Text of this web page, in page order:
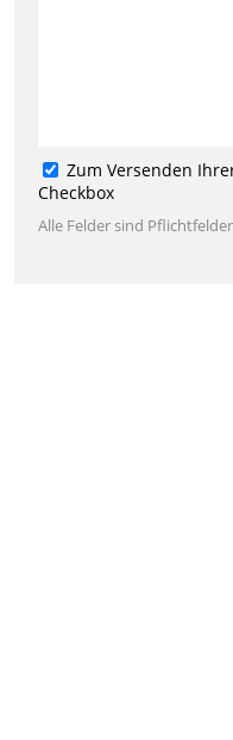
Zum Versenden
Checkbox
Alle Felder sind Pflichtfelder